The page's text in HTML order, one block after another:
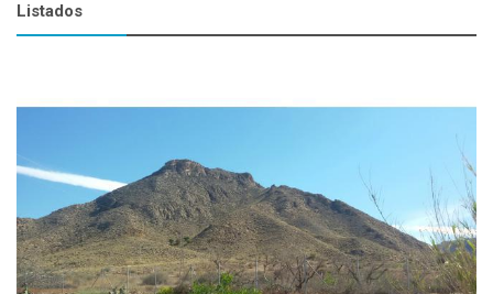
Listados